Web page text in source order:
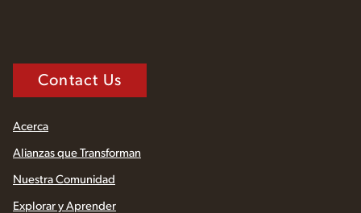
Contact Us
Acerca
Alianzas que Transforman
Nuestra Comunidad
Explorar y Aprender